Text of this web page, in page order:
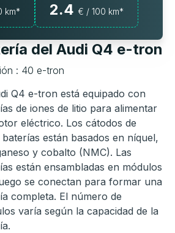
km* 2.4 € / 100 km*
del Audi Q4 e-tron
: 40 e-tron
Q4 e-tron está equipado con
de iones de litio para alimentar
eléctrico. Los cátodos de
baterías están basados en níquel,
y cobalto (NMC). Las
están ensambladas en módulos
se conectan para formar una
completa. El número de
varía según la capacidad de la